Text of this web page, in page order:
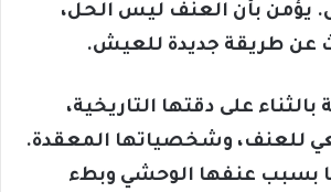
يؤمن بأن العنف ليس الحل،
عن طريقة جديدة للعيش.
على دقتها التاريخية،
للعنف، وشخصياتها المعقدة.
بسبب عنفها الوحشي وبطء